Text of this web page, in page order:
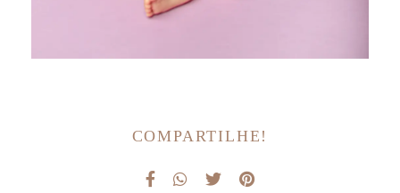
COMPARTILHE!